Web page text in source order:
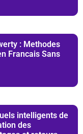
: Methodes
Francais Sans
intelligents de
des